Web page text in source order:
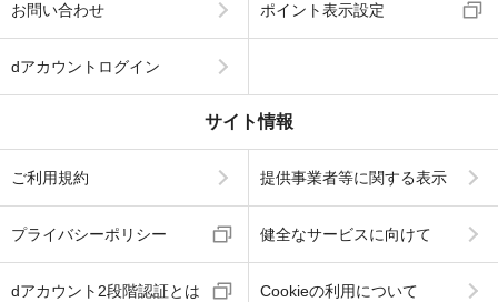
お問い合わせ ポイント表示設定
dアカウントログイン
サイト情報
ご利用規約 提供事業者等に関する表示
プライバシーポリシー 健全なサービスに向けて
dアカウント2段階認証とは Cookieの利用について